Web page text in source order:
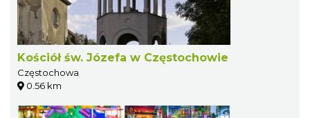
Kościół św. Józefa w Częstochowie
Częstochowa
0.56 km